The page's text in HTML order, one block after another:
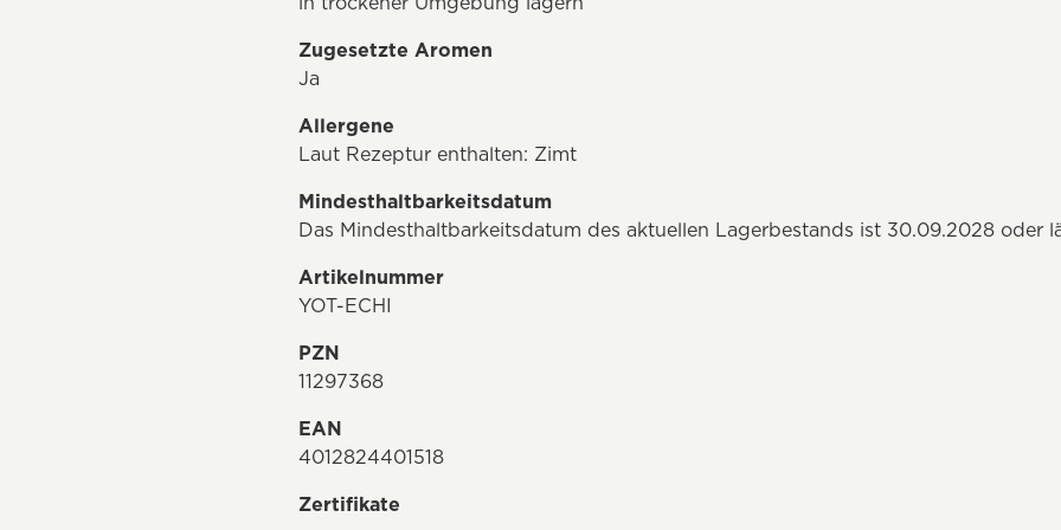
Zugesetzte Aromen
Ja
Allergene
Laut Rezeptur enthalten: Zimt
Mindesthaltbarkeitsdatum
Das Mindesthaltbarkeitsdatum des aktuellen Lagerbestands ist 30.09.2028 oder
Artikelnummer
YOT-ECHI
PZN
11297368
EAN
4012824401518
Zertifikate